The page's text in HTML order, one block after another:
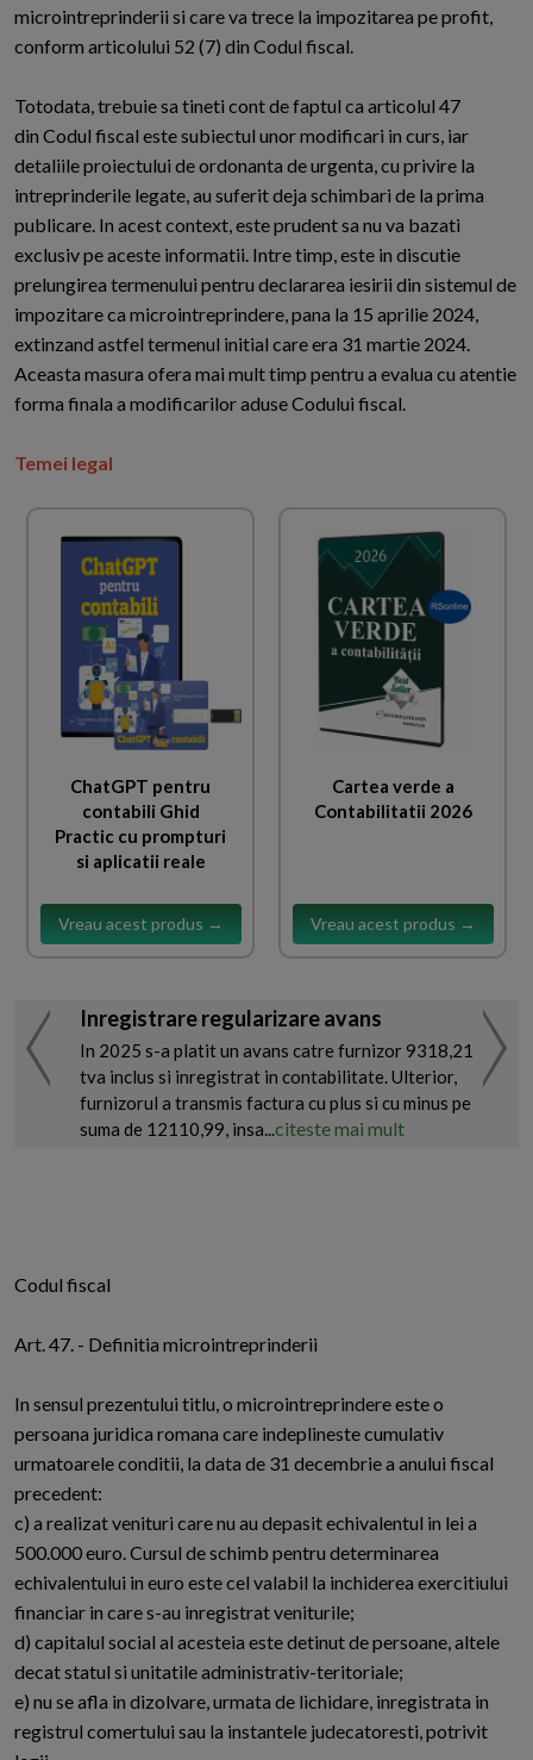
microintreprinderii si care va trece la impozitarea pe profit,
conform articolului 52 (7) din Codul fiscal.
Totodata, trebuie sa tineti cont de faptul ca articolul 47
din Codul fiscal este subiectul unor modificari in curs, iar
detaliile proiectului de ordonanta de urgenta, cu privire la
intreprinderile legate, au suferit deja schimbari de la prima
publicare. In acest context, este prudent sa nu va bazati
exclusiv pe aceste informatii. Intre timp, este in discutie
prelungirea termenului pentru declararea iesirii din sistemul de
impozitare ca microintreprindere, pana la 15 aprilie 2024,
extinzand astfel termenul initial care era 31 martie 2024.
Aceasta masura ofera mai mult timp pentru a evalua cu atentie
forma finala a modificarilor aduse Codului fiscal.
Temei legal
ChatGPT pentru
contabili Ghid
Practic cu prompturi
si aplicatii reale
Vreau acest produs →
Cartea verde a
Contabilitatii 2026
Vreau acest produs →
Inregistrare regularizare avans
In 2025 s-a platit un avans catre furnizor 9318,21
tva inclus si inregistrat in contabilitate. Ulterior,
furnizorul a transmis factura cu plus si cu minus pe
suma de 12110,99, insa...citeste mai mult
Codul fiscal
Art. 47. - Definitia microintreprinderii
In sensul prezentului titlu, o microintreprindere este o
persoana juridica romana care indeplineste cumulativ
urmatoarele conditii, la data de 31 decembrie a anului fiscal
precedent:
c) a realizat venituri care nu au depasit echivalentul in lei a
500.000 euro. Cursul de schimb pentru determinarea
echivalentului in euro este cel valabil la inchiderea exercitiului
financiar in care s-au inregistrat veniturile;
d) capitalul social al acesteia este detinut de persoane, altele
decat statul si unitatile administrativ-teritoriale;
e) nu se afla in dizolvare, urmata de lichidare, inregistrata in
registrul comertului sau la instantele judecatoresti, potrivit